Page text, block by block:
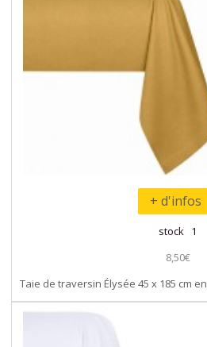
+ d'infos
stock 1
8,50€
Taie de traversin Élysée 45 x 185 cm